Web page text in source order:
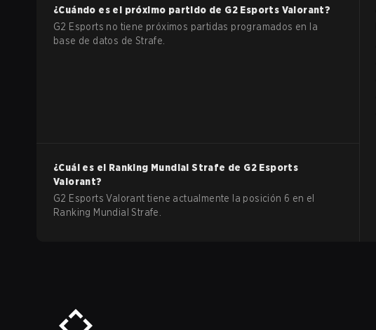
¿Cuándo es el próximo partido de G2 Esports Valorant?
G2 Esports no tiene próximos partidas programados en la
base de datos de Strafe.
¿Cuál es el Ranking Mundial Strafe de G2 Esports
Valorant?
G2 Esports Valorant tiene actualmente la posición 6 en el
Ranking Mundial Strafe.